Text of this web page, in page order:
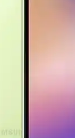
hızlı
Giriş
giriş seviyesi
Batarya ve
gibi çeşitli akıllı
A16
modellerinin